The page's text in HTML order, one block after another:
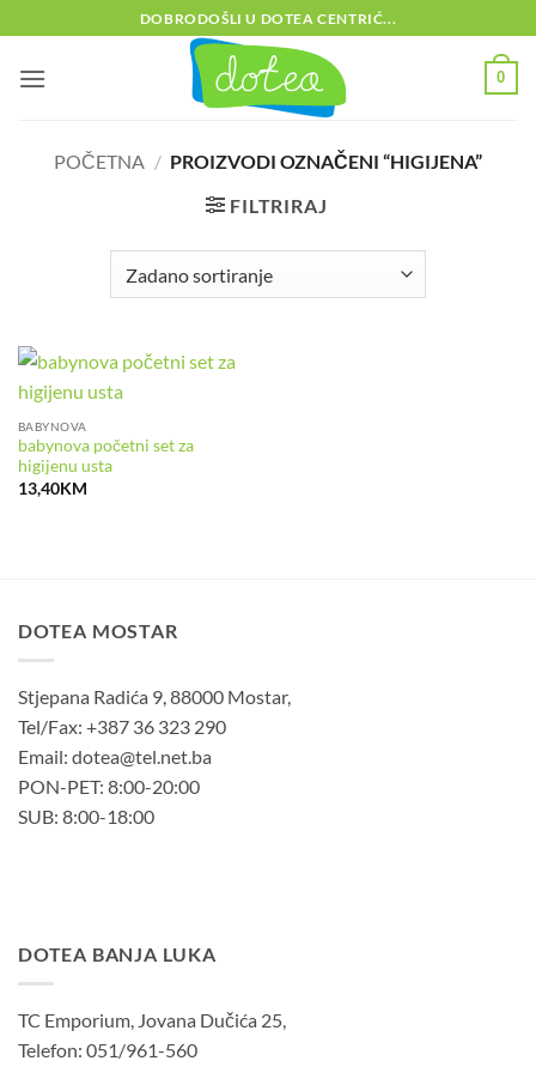
to
content
DOBRODOŠLI U DOTEA CENTRIĆ...
0
POČETNA / PROIZVODI OZNAČENI “HIGIJENA”
FILTRIRAJ
BABYNOVA
babynova početni set za
higijenu usta
13,40KM
DOTEA MOSTAR
Stjepana Radića 9, 88000 Mostar,
Tel/Fax: +387 36 323 290
Email: dotea@tel.net.ba
PON-PET: 8:00-20:00
SUB: 8:00-18:00
DOTEA BANJA LUKA
TC Emporium, Jovana Dučića 25,
Telefon: 051/961-560